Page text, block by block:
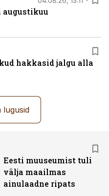
hakkasid jalgu alla
lugusid
Eesti muuseumist tuli
välja maailmas
ainulaadne ripats